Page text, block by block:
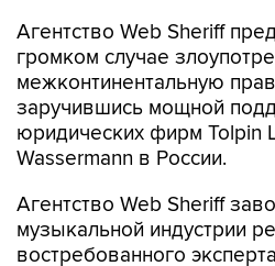
Агентство Web Sheriff
громком случае
межконтинентальную
заручившись мощной
юридических фирм Tolpin
Wassermann в России.
Агентство Web Sheriff
музыкальной индустрии
востребованного